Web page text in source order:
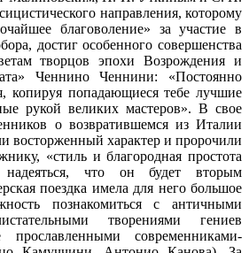
направления, которому
благоволение» за участие в
достиг особенного совершенства
творцов эпохи Возрождения и
Ченнино Ченнини: «Постоянно
копируя попадающиеся тебе лучшие
рукой великих мастеров». В свое
о возвратившемся из Италии
восторженный характер и пророчили
«стиль и благородная простота
надеяться, что он будет вторым
поездка имела для него большое
познакомиться с античными
творениями гениев
современниками-